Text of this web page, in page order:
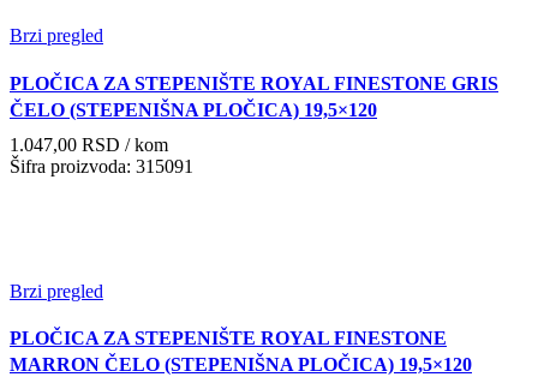
Brzi pregled
PLOČICA ZA STEPENIŠTE ROYAL FINESTONE GRIS
ČELO (STEPENIŠNA PLOČICA) 19,5×120
1.047,00 RSD / kom
Šifra proizvoda: 315091
Brzi pregled
PLOČICA ZA STEPENIŠTE ROYAL FINESTONE
MARRON ČELO (STEPENIŠNA PLOČICA) 19,5×120